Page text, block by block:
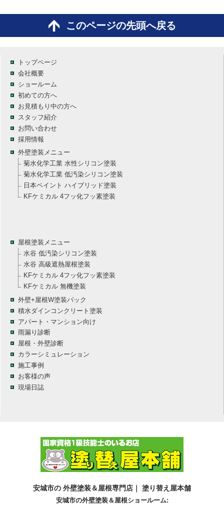
このページの先頭へ戻る
トップページ
会社概要
ショールーム
初めての方へ
お見積もり中の方へ
スタッフ紹介
お問い合わせ
採用情報
外壁塗装メニュー
菊水化学工業 水性シリコン塗装
菊水化学工業 低汚染シリコン塗装
日本ペイント ハイブリッド塗装
KFケミカル 4フッ化フッ素塗装
屋根塗装メニュー
水谷 低汚染シリコン塗装
水谷 高級遮熱屋根塗装
KFケミカル 4フッ化フッ素塗装
KFケミカル 無機塗装
外壁+屋根W塗装パック
積水ダインコンクリート塗装
アパート・マンション向け
雨漏り診断
屋根・外壁診断
カラーシミュレーション
施工事例
お客様の声
現場日誌
安城市の 外壁塗装＆屋根専門店｜ 塗り替え屋本舗
安城市の外壁塗装＆屋根ショールーム: